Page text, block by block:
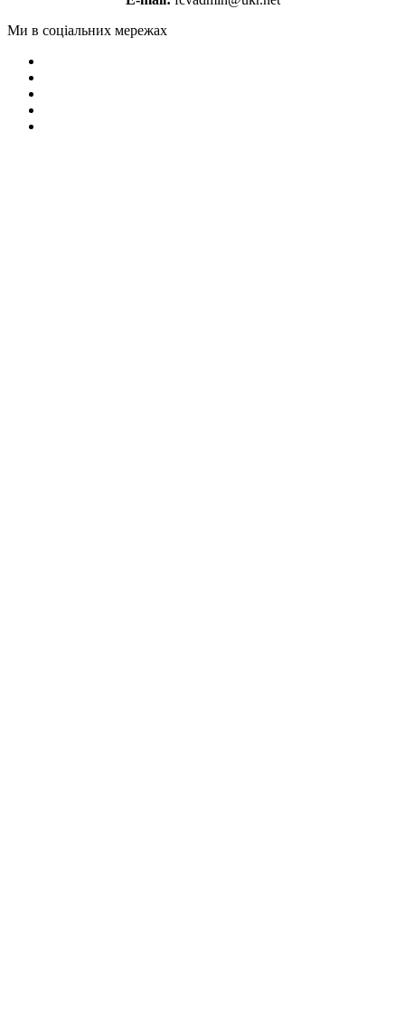
Ми в соціальних мережах